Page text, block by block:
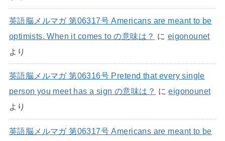
英語脳メルマガ 第06317号 Americans are meant to be
optimists. When it comes to の意味は？ に eigonounet
より
英語脳メルマガ 第06316号 Pretend that every single
person you meet has a sign の意味は？ にeigonounet
より
英語脳メルマガ 第06317号 Americans are meant to be